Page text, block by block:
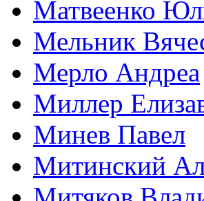
Матвеенко
Мельник
Мерло Андреа
Миллер
Минев Павел
Митинский